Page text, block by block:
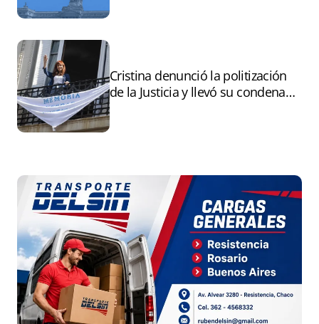
Cristina denunció la politización
de la Justicia y llevó su condena